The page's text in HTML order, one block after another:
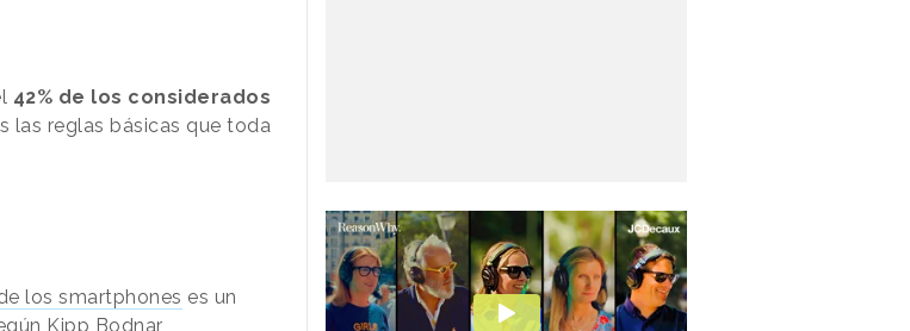
42% de los considerados
las reglas básicas que toda
los smartphones es un
Kipp Bodnar,